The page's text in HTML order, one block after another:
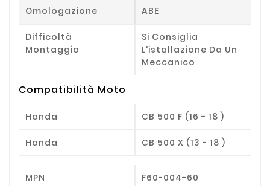
Omologazione ABE
Difficoltà
Montaggio
Si Consiglia
L'istallazione Da Un
Meccanico
Compatibilità Moto
Honda CB 500 F (16 - 18 )
Honda CB 500 X (13 - 18 )
MPN F60-004-60